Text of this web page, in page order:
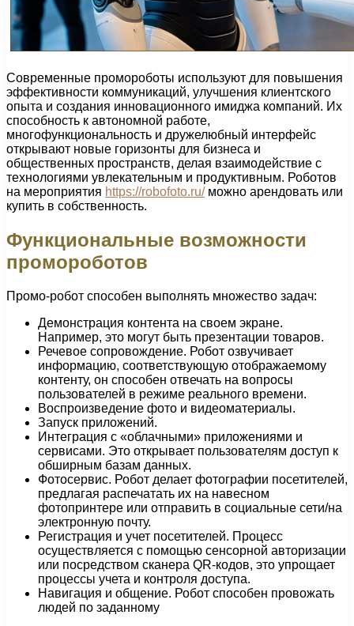
Современные промороботы используют для повышения
эффективности коммуникаций, улучшения клиентского
опыта и создания инновационного имиджа компаний. Их
способность к автономной работе,
многофункциональность и дружелюбный интерфейс
открывают новые горизонты для бизнеса и
общественных пространств, делая взаимодействие с
технологиями увлекательным и продуктивным. Роботов
на мероприятия https://robofoto.ru/можно арендовать или
купить в собственность.
Функциональные возможности
промороботов
Промо-робот способен выполнять множество задач:
Демонстрация контента на своем экране.
Например, это могут быть презентации товаров.
Речевое сопровождение. Робот озвучивает
информацию, соответствующую отображаемому
контенту, он способен отвечать на вопросы
пользователей в режиме реального времени.
Воспроизведение фото и видеоматериалы.
Запуск приложений.
Интеграция с «облачными» приложениями и
сервисами. Это открывает пользователям доступ к
обширным базам данных.
Фотосервис. Робот делает фотографии посетителей,
предлагая распечатать их на навесном
фотопринтере или отправить в социальные сети/на
электронную почту.
Регистрация и учет посетителей. Процесс
осуществляется с помощью сенсорной авторизации
или посредством сканера QR-кодов, это упрощает
процессы учета и контроля доступа.
Навигация и общение. Робот способен провожать
людей по заданному